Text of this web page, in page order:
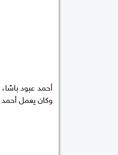
أحمد عبود
وكان يعمل